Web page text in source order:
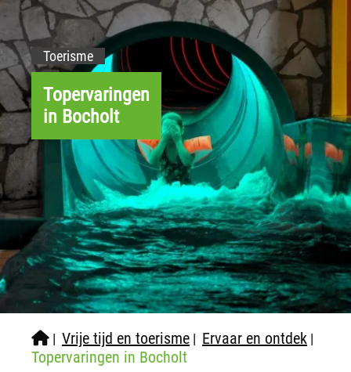
Toerisme
Topervaringen
in Bocholt
| Vrije tijd en toerisme | Ervaar en ontdek |
Topervaringen in Bocholt